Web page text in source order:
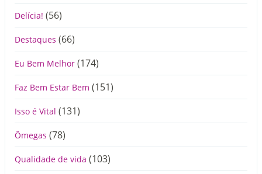
Delícia! (56)
Destaques (66)
Eu Bem Melhor (174)
Faz Bem Estar Bem (151)
Isso é Vital (131)
Ômegas (78)
Qualidade de vida (103)